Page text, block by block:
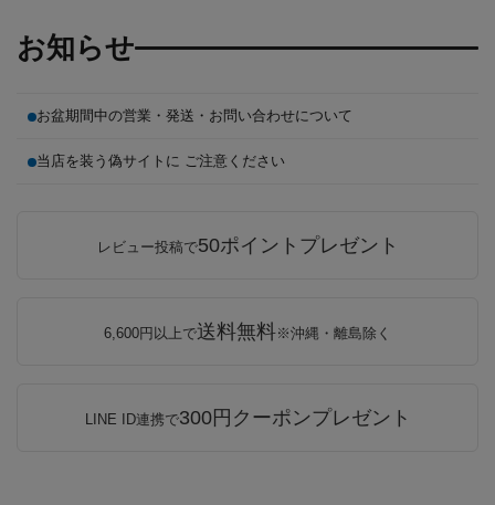
お知らせ
お盆期間中の営業・発送・お問い合わせについて
当店を装う偽サイトに ご注意ください
レビュー投稿で50ポイントプレゼント
6,600円以上で送料無料※沖縄・離島除く
LINE ID連携で300円クーポンプレゼント